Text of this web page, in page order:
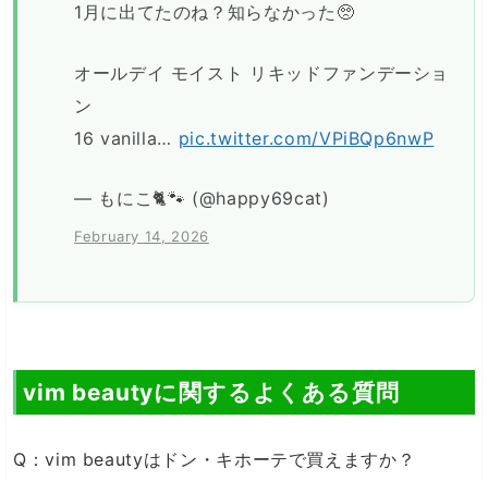
1月に出てたのね？知らなかった🥺
オールデイ モイスト リキッドファンデーショ
ン
16 vanilla… pic.twitter.com/VPiBQp6nwP
— もにこ🐈🐾 (@happy69cat)
February 14, 2026
vim beautyに関するよくある質問
Q：vim beautyはドン・キホーテで買えますか？